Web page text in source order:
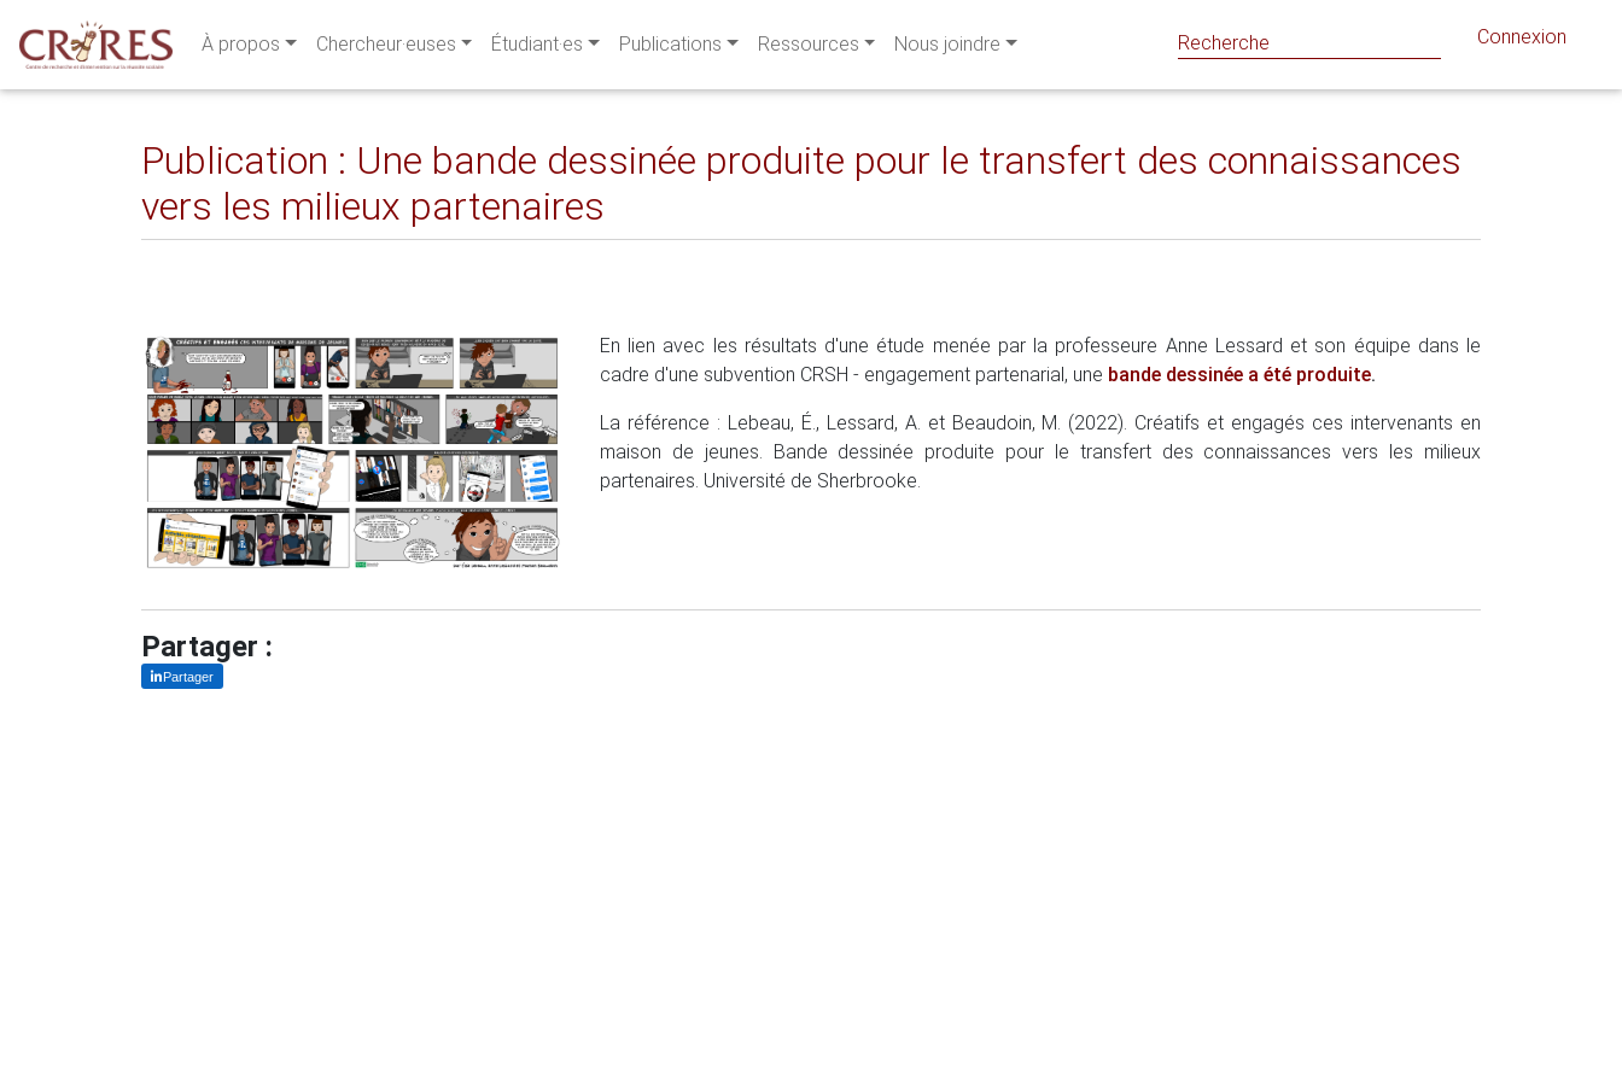
À propos Chercheur·euses Étudiant·es Publications Ressources Nous joindre Connexion
Publication : Une bande dessinée produite pour le transfert des connaissances
vers les milieux partenaires
En lien avec les résultats d'une étude menée par la professeure Anne Lessard et son équipe dans le
cadre d'une subvention CRSH - engagement partenarial, une bande dessinée a été produite.
La référence : Lebeau, É., Lessard, A. et Beaudoin, M. (2022). Créatifs et engagés ces intervenants en
maison de jeunes. Bande dessinée produite pour le transfert des connaissances vers les milieux
partenaires. Université de Sherbrooke.
Partager :
Partager